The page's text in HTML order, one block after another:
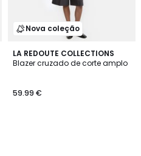
Nova coleção
LA REDOUTE COLLECTIONS
Blazer cruzado de corte amplo
59.99 €